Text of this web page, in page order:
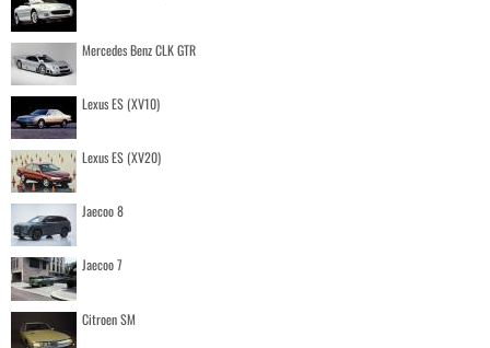
Mercedes Benz CLK GTR
Lexus ES (XV10)
Lexus ES (XV20)
Jaecoo 8
Jaecoo 7
Citroen SM